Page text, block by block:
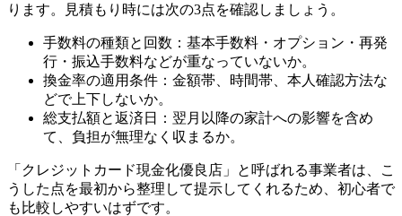
ります。見積もり時には次の3点を確認しましょう。
手数料の種類と回数：基本手数料・オプション・再発
行・振込手数料などが重なっていないか。
換金率の適用条件：金額帯、時間帯、本人確認方法な
どで上下しないか。
総支払額と返済日：翌月以降の家計への影響を含め
て、負担が無理なく収まるか。
「クレジットカード現金化優良店」と呼ばれる事業者は、こ
うした点を最初から整理して提示してくれるため、初心者で
も比較しやすいはずです。